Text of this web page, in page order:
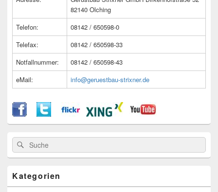
82140 Olching
Telefon:
08142 / 650598-0
Telefax:
08142 / 650598-33
Notfallnummer:
08142 / 650598-43
eMail:
info@geruestbau-strixner.de
Suche
nach:
Suche
Kategorien